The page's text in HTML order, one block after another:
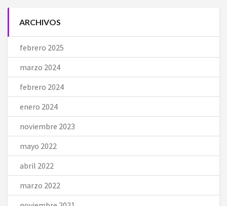
ARCHIVOS
febrero 2025
marzo 2024
febrero 2024
enero 2024
noviembre 2023
mayo 2022
abril 2022
marzo 2022